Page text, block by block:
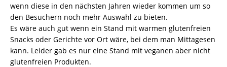
wenn diese in den nächsten Jahren wieder kommen um so
den Besuchern noch mehr Auswahl zu bieten.
Es wäre auch gut wenn ein Stand mit warmen glutenfreien
Snacks oder Gerichte vor Ort wäre, bei dem man Mittagesen
kann. Leider gab es nur eine Stand mit veganen aber nicht
glutenfreien Produkten.